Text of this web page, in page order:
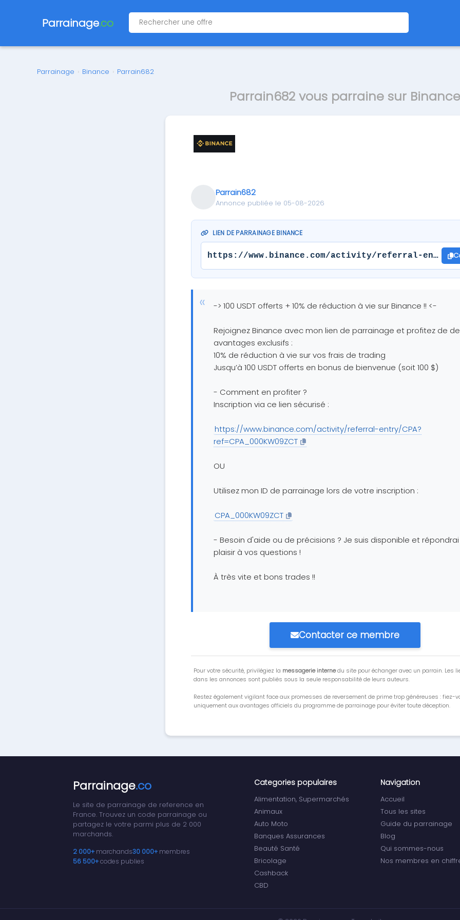
Parrainage.co
Parrainage › Binance › Parrain682
Parrain682 vous parraine sur Binance
Parrain682
Annonce publiée le 05-08-2026
LIEN DE PARRAINAGE BINANCE
https://www.binance.com/activity/referral-entry/
-> 100 USDT offerts + 10% de réduction à vie sur Binance !! <-
Rejoignez Binance avec mon lien de parrainage et profitez de
avantages exclusifs :
10% de réduction à vie sur vos frais de trading
Jusqu’à 100 USDT offerts en bonus de bienvenue (soit 100 $)
- Comment en profiter ?
Inscription via ce lien sécurisé :
https://www.binance.com/activity/referral-entry/CPA?
ref=CPA_000KW09ZCT
OU
Utilisez mon ID de parrainage lors de votre inscription :
CPA_000KW09ZCT
- Besoin d'aide ou de précisions ? Je suis disponible et
plaisir à vos questions !
À très vite et bons trades !!
Contacter ce membre
Pour votre sécurité, privilégiez la messagerie internedu site pour échanger avec un parrain. Les
dans les annonces sont publiés sous la seule responsabilité de leurs auteurs.
Restez également vigilant face aux promesses de reversement de prime trop généreuses : fiez-
uniquement aux avantages officiels du programme de parrainage pour éviter toute déception.
Parrainage.co
Le site de parrainage de reference en
France. Trouvez un code parrainage ou
partagez le votre parmi plus de 2 000
marchands.
2 000+ marchands30 000+ membres
56 500+codes publies
Categories populaires
Alimentation, Supermarchés
Animaux
Auto Moto
Banques Assurances
Beauté Santé
Bricolage
Cashback
CBD
Navigation
Accueil
Tous les sites
Guide du parrainage
Blog
Qui sommes-nous
Nos membres en